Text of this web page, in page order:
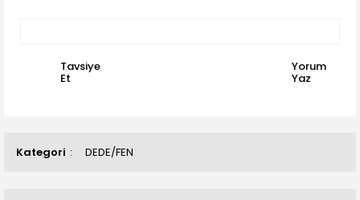
Kategori DEDE/FEN
Tavsiye
Et
Yorum
Yaz